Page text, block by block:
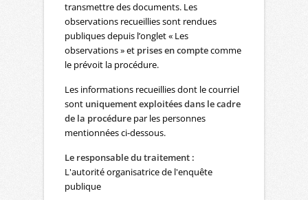
transmettre des documents. Les
observations recueillies sont rendues
publiques depuis l’onglet « Les
observations » et prises en comptecomme
le prévoit la procédure.
Les informations recueillies dont le courriel
sont uniquement exploitées dans le cadre
de la procédure par les personnes
mentionnées ci-dessous.
Le responsable du traitement :
L'autorité organisatrice de l'enquête
publique